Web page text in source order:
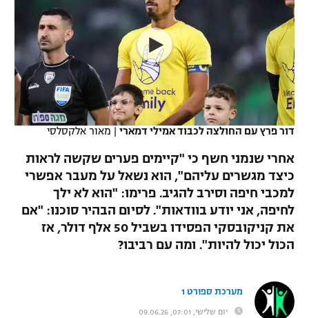
VOD
רץ ברשת
תוצאות
לוח שידורים
ברחבה
"מעל הליגה" – פודקאסט
מכבי חיפה
בית"ר ירושלים
מכבי תל אביב
הפועל חיפה
הפועל באר שבע
מכבי נתניה
בני יהודה
ליגה ספרדית
ליגה איטלקית
ליגה צרפתית
ליגה הולנדית
ליגה טורקית
ליגה סינית
ליגה ברזילאית
מכבי תל אביב
הפועל חולון
הפועל ירושלים
יורוליג
יורוקאפ
טניס
כדוריד
כדורעף
שחייה
ג'ודו
אגרוף
ספורט אולימפי
היאבקות WWE
דור פרץ עם החולצה לכבוד אמילי דמארי | מאור אלקסלסי
אחרי שנמני חשף כי "קיימים פערים שקשה לראות
כיצד מגשרים עליהם", הוא נשאל על מעבר אפשרי
למכבי חיפה וסירב להגיב. פרימו: "הוא לא ילך
לחיפה, אני יודע בוודאות". לסיום הבהיר סוכנו: "אם
את קניקובסקי הפסידו בשביל 50 אלף דולר, אז
הכול יכול להיות". ומה עם רביבו?
מערכת ספורט 1
יום שלישי, 07:01, 09.06.26